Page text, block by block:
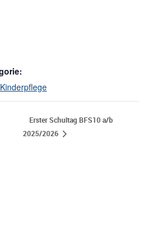
Erster Schultag BFS10 a/b
2025/2026